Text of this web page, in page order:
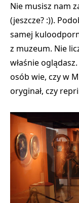
Nie musisz nam
(jeszcze? :)).
samej
z muzeum. Nie
właśnie
osób wie, czy w
oryginał, czy